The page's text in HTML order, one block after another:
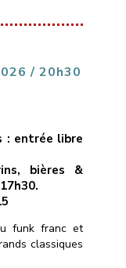
Earth, Wind &
/ 20h30
: entrée libre
bières &
funk franc et
classiques
— de Stevie